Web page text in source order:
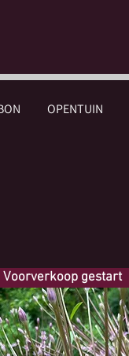
OPENTUIN
Voorverkoop gestart